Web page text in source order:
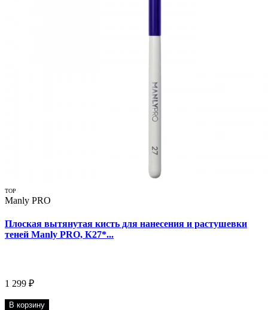
TOP
Manly PRO
Плоская вытянутая кисть для нанесения и растушевки
теней Manly PRO, К27*...
1 299 ₽
В корзину